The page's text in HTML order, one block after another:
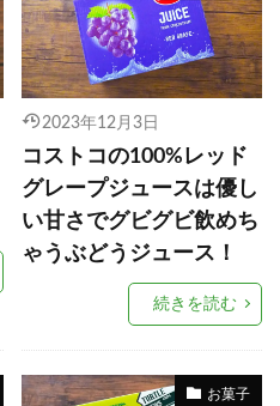
2023年12月3日
コストコの100%レッド
グレープジュースは優し
い甘さでグビグビ飲めち
ゃうぶどうジュース！
続きを読む
お菓子